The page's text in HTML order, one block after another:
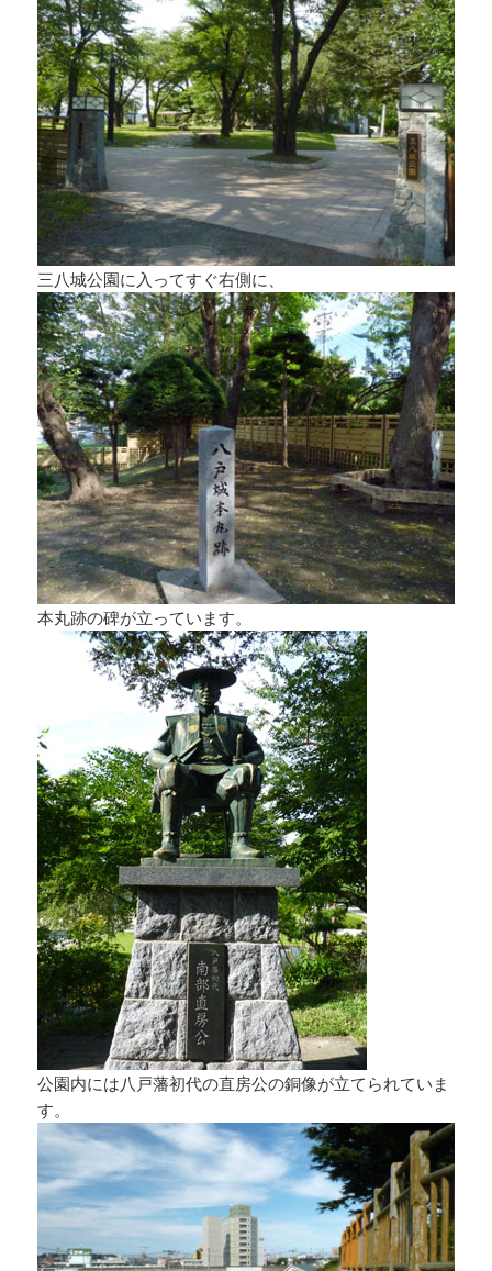
三八城公園に入ってすぐ右側に、
本丸跡の碑が立っています。
公園内には八戸藩初代の直房公の銅像が立てられていま
す。